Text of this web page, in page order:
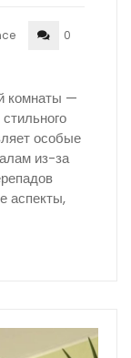
0
комнаты —
особые
из-за
аспекты,